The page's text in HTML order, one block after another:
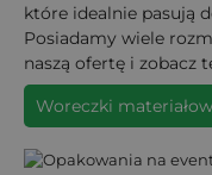
które idealnie pasują
Posiadamy wiele
naszą ofertę i zobacz
Woreczki